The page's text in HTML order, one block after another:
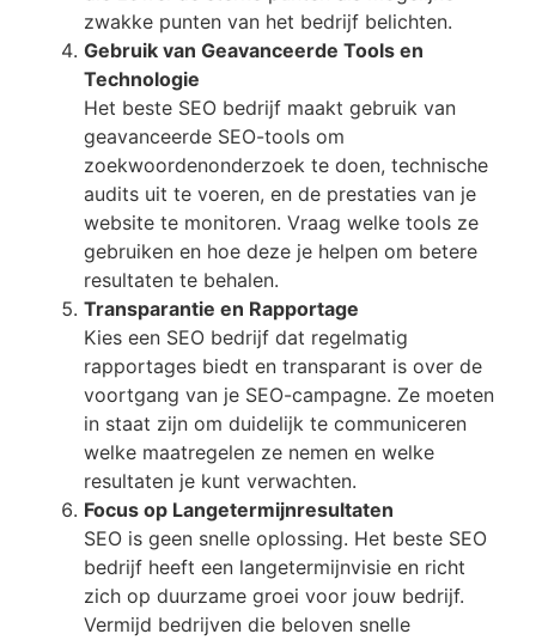
zwakke punten van het bedrijf belichten.
Gebruik van Geavanceerde Tools en
Technologie
Het beste SEO bedrijf maakt gebruik van
geavanceerde SEO-tools om
zoekwoordenonderzoek te doen, technische
audits uit te voeren, en de prestaties van je
website te monitoren. Vraag welke tools ze
gebruiken en hoe deze je helpen om betere
resultaten te behalen.
Transparantie en Rapportage
Kies een SEO bedrijf dat regelmatig
rapportages biedt en transparant is over de
voortgang van je SEO-campagne. Ze moeten
in staat zijn om duidelijk te communiceren
welke maatregelen ze nemen en welke
resultaten je kunt verwachten.
Focus op Langetermijnresultaten
SEO is geen snelle oplossing. Het beste SEO
bedrijf heeft een langetermijnvisie en richt
zich op duurzame groei voor jouw bedrijf.
Vermijd bedrijven die beloven snelle